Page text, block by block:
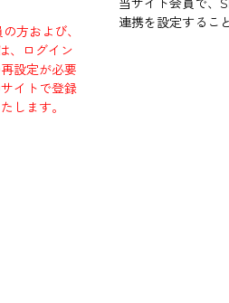
方および、
、ログイン
設定が必要
イトで登録
します。
連携を設定するこ